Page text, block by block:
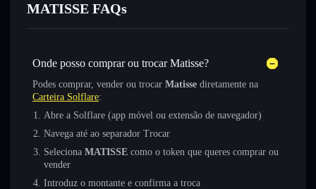
MATISSE FAQs
Onde posso comprar ou trocar Matisse?
Podes comprar, vender ou trocar Matisse diretamente na
Carteira Solflare:
Abre a Solflare (app móvel ou extensão de navegador)
Navega até ao separador Trocar
Seleciona MATISSE como o token que queres comprar ou
vender
Introduz o montante e confirma a troca